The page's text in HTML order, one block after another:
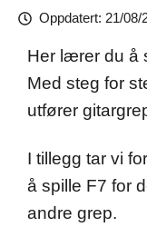
Oppdatert: 21/08/
Her lærer du å
Med steg for
utfører
I tillegg tar vi
å spille F7 for
andre grep.